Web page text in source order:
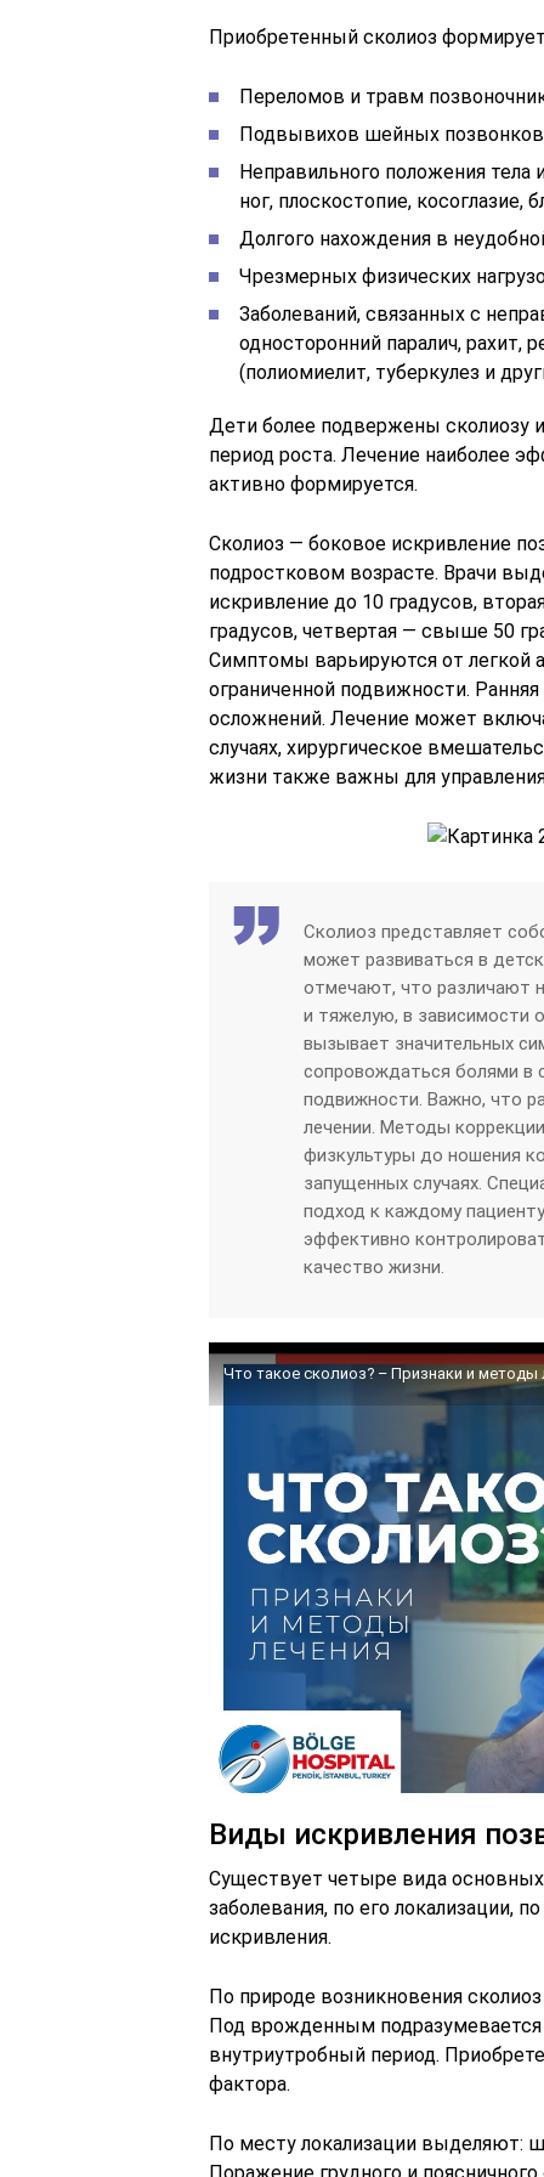
Приобретенный сколиоз
Переломов и травм
Подвывихов шейных
Неправильного положения тела
ног, плоскостопие, косоглазие,
Долгого нахождения в
Чрезмерных физических
Заболеваний, связанных с
односторонний паралич, рахит,
(полиомиелит, туберкулез и
Дети более подвержены сколиозу
период роста. Лечение наиболее
активно формируется.
Сколиоз — боковое искривление
подростковом возрасте. Врачи
искривление до 10 градусов,
градусов, четвертая — свыше 50
Симптомы варьируются от легкой
ограниченной подвижности.
осложнений. Лечение может
случаях, хирургическое
жизни также важны для
Сколиоз представляет
может развиваться в
отмечают, что различают
и тяжелую, в зависимости
вызывает значительных
сопровождаться болями в
подвижности. Важно, что
лечении. Методы
физкультуры до ношения
запущенных случаях.
подход к каждому
эффективно
качество жизни.
Что такое сколиоз? – Признаки и методы
Виды искривления
Существует четыре вида
заболевания, по его локализации,
искривления.
По природе возникновения
Под врожденным
внутриутробный период.
фактора.
По месту локализации выделяют: